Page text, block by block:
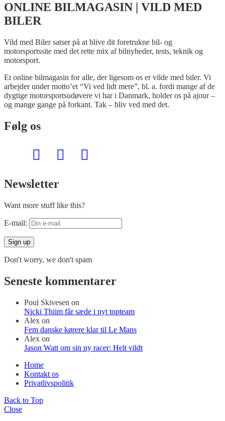
ONLINE BILMAGASIN | VILD MED
BILER
Vild med Biler satser på at blive dit foretrukne bil- og
motorsportssite med det rette mix af bilnyheder, tests, teknik og
motorsport.
Et online bilmagasin for alle, der ligesom os er vilde med biler. Vi
arbejder under motto’et “Vi ved lidt mere”, bl. a. fordi mange af de
dygtige motorsportsudøvere vi har i Danmark, holder os på ajour –
og mange gange på forkant. Tak – bliv ved med det.
Følg os
Newsletter
Want more stuff like this?
E-mail:
Don't worry, we don't spam
Seneste kommentarer
Poul Skivesen on
Nicki Thiim får sæde i nyt topteam
Alex on
Fem danske kørere klar til Le Mans
Alex on
Jason Watt om sin ny racer: Helt vildt
Home
Kontakt os
Privatlivspolitik
Back to Top
Close